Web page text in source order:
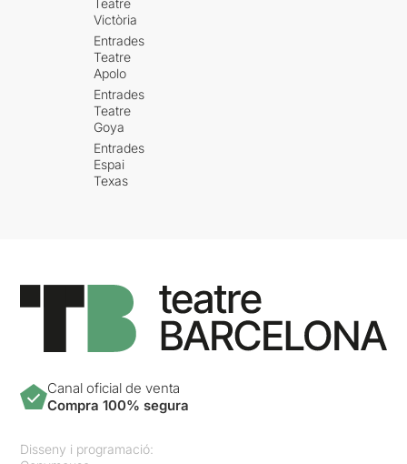
Teatre
Victòria
Entrades
Teatre
Apolo
Entrades
Teatre
Goya
Entrades
Espai
Texas
Canal oficial de venta
Compra 100% segura
Disseny i programació: